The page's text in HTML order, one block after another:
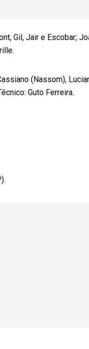
Gil, Jair e Escobar;
(Nassom),
Guto Ferreira.